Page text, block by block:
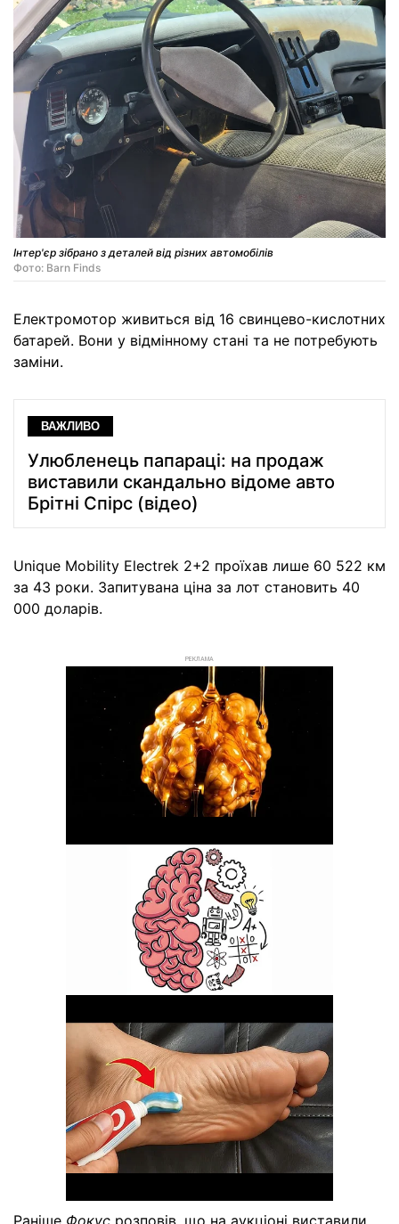
Інтер'єр зібрано з деталей від різних автомобілів
Фото: Barn Finds
Електромотор живиться від 16 свинцево-кислотних
батарей. Вони у відмінному стані та не потребують
заміни.
ВАЖЛИВО
Улюбленець папараці: на продаж
виставили скандально відоме авто
Брітні Спірс (відео)
Unique Mobility Electrek 2+2 проїхав лише 60 522 км
за 43 роки. Запитувана ціна за лот становить 40
000 доларів.
РЕКЛАМА
Раніше Фокус розповів, що на аукціоні виставили